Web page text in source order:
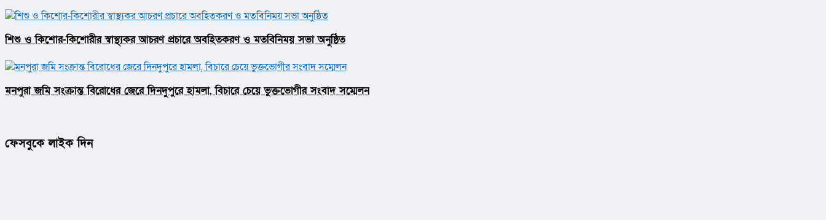
শিশু ও কিশোর-কিশোরীর স্বাস্থ্যকর আচরণ প্রচারে অবহিতকরণ ও মতবিনিময় সভা অনুষ্ঠিত
মনপুরা জমি সংক্রান্ত বিরোধের জেরে দিনদুপুরে হামলা, বিচারে চেয়ে ভুক্তভোগীর সংবাদ সম্মেলন
ফেসবুকে লাইক দিন